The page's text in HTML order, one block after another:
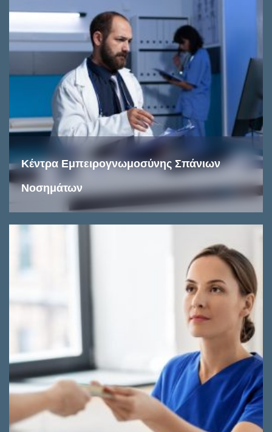
Κέντρα Εμπειρογνωμοσύνης Σπάνιων
Νοσημάτων